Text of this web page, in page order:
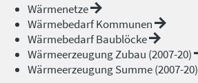
Wärmenetze
Wärmebedarf Kommunen
Wärmebedarf Baublöcke
Wärmeerzeugung Zubau (2007-20)
Wärmeerzeugung Summe (2007-20)